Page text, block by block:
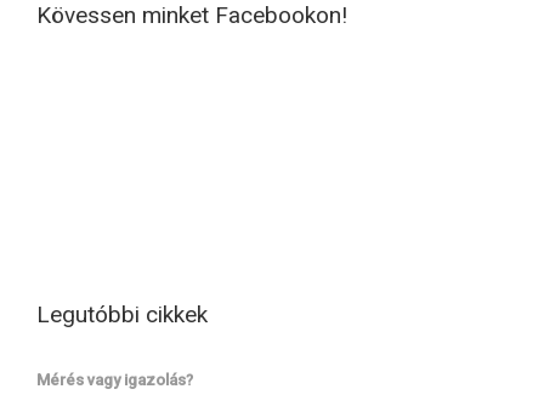
Kövessen minket Facebookon!
Legutóbbi cikkek
Mérés vagy igazolás?